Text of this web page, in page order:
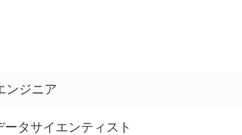
ンジニア
ータサイエンティスト